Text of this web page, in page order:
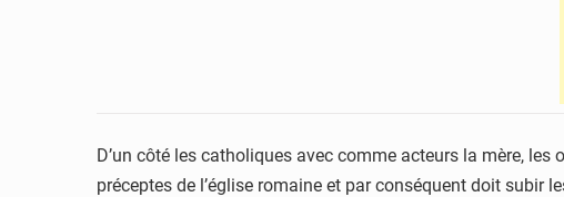
D’un côté les catholiques avec comme acteurs la mère,
préceptes de l’église romaine et par conséquent doit subir